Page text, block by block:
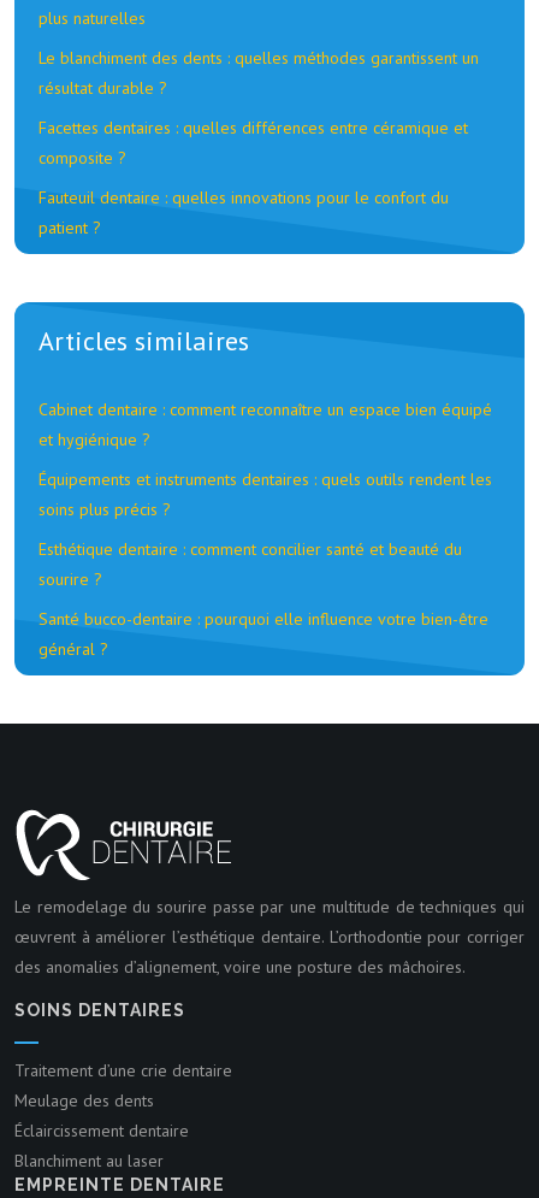
plus naturelles
Le blanchiment des dents : quelles méthodes garantissent un
résultat durable ?
Facettes dentaires : quelles différences entre céramique et
composite ?
Fauteuil dentaire : quelles innovations pour le confort du
patient ?
Articles similaires
Cabinet dentaire : comment reconnaître un espace bien équipé
et hygiénique ?
Équipements et instruments dentaires : quels outils rendent les
soins plus précis ?
Esthétique dentaire : comment concilier santé et beauté du
sourire ?
Santé bucco-dentaire : pourquoi elle influence votre bien-être
général ?
Le remodelage du sourire passe par une multitude de techniques qui
œuvrent à améliorer l’esthétique dentaire. L’orthodontie pour corriger
des anomalies d’alignement, voire une posture des mâchoires.
SOINS DENTAIRES
Traitement d’une crie dentaire
Meulage des dents
Éclaircissement dentaire
Blanchiment au laser
EMPREINTE DENTAIRE